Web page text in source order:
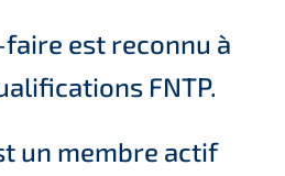
est reconnu à
FNTP.
un membre actif